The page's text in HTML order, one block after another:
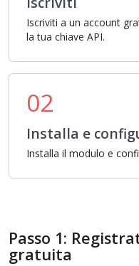
Iscriviti a un account
la tua chiave API.
02
Installa e
Installa il modulo e
Passo 1:
gratuita